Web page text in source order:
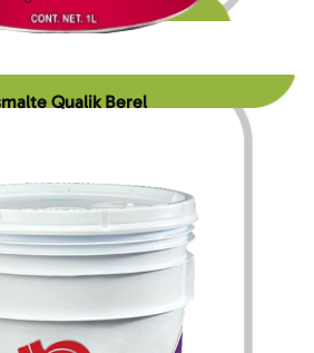
Qualik Berel